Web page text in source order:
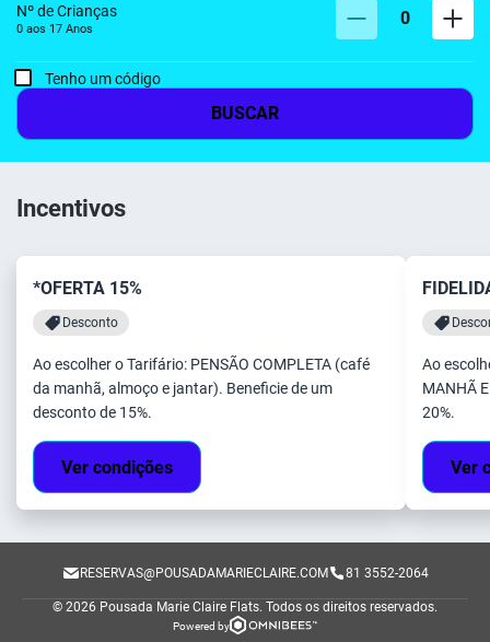
Nº de Crianças
0 aos 17 Anos 0
Tenho um código
BUSCAR
Incentivos
*OFERTA 15%
Desconto
Ao escolher o Tarifário: PENSÃO COMPLETA (café
da manhã, almoço e jantar). Beneficie de um
desconto de 15%.
Ver condições
Ao
MANHÃ
20%.
Ver
RESERVAS@POUSADAMARIECLAIRE.COM 81 3552-2064
© 2026 Pousada Marie Claire Flats. Todos os direitos reservados.
Powered by